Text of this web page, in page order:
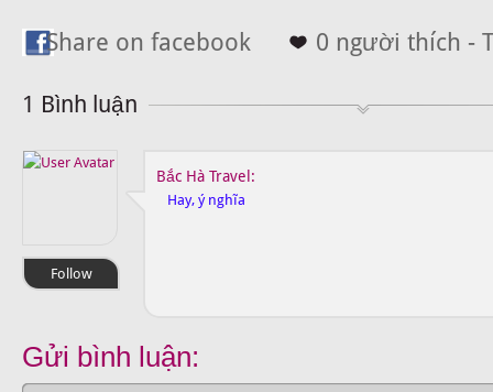
Share on facebook 0 người thích -
1 Bình luận
Follow
Bắc Hà Travel:
Hay, ý nghĩa
Gửi bình luận: